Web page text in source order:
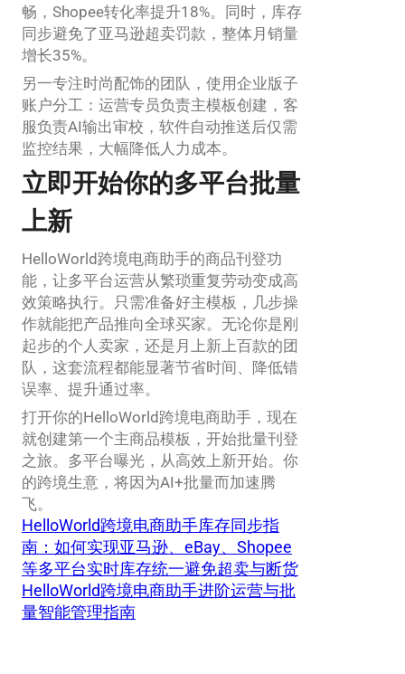
畅，Shopee转化率提升18%。同时，库存
同步避免了亚马逊超卖罚款，整体月销量
增长35%。
另一专注时尚配饰的团队，使用企业版子
账户分工：运营专员负责主模板创建，客
服负责AI输出审校，软件自动推送后仅需
监控结果，大幅降低人力成本。
立即开始你的多平台批量
上新
HelloWorld跨境电商助手的商品刊登功
能，让多平台运营从繁琐重复劳动变成高
效策略执行。只需准备好主模板，几步操
作就能把产品推向全球买家。无论你是刚
起步的个人卖家，还是月上新上百款的团
队，这套流程都能显著节省时间、降低错
误率、提升通过率。
打开你的HelloWorld跨境电商助手，现在
就创建第一个主商品模板，开始批量刊登
之旅。多平台曝光，从高效上新开始。你
的跨境生意，将因为AI+批量而加速腾
飞。
HelloWorld跨境电商助手库存同步指
南：如何实现亚马逊、eBay、Shopee
等多平台实时库存统一避免超卖与断货
HelloWorld跨境电商助手进阶运营与批
量智能管理指南